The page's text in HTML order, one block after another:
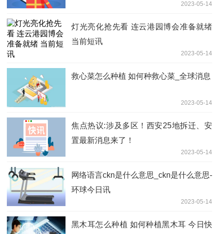
2023-05-14
灯光亮化抢先看 连云港园博会准备就绪
当前短讯
2023-05-14
救心菜怎么种植 如何种救心菜_全球消息
2023-05-14
焦点热议:涉及多区！西安25地拆迁、安
置最新消息来了！
2023-05-14
网络语言ckn是什么意思_ckn是什么意思-
环球今日讯
2023-05-14
黑木耳怎么种植 如何种植黑木耳 今日快